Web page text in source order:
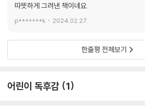
따뜻하게 그려낸 책이네요.
p*******k 2024.02.27.
한줄평 전체보기
어린이 독후감 1